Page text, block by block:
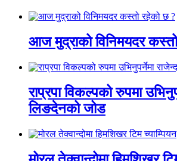
आज मुद्राको विनिमयदर
राप्रपा विकल्पको रुपमा
लिङदेनको जोड